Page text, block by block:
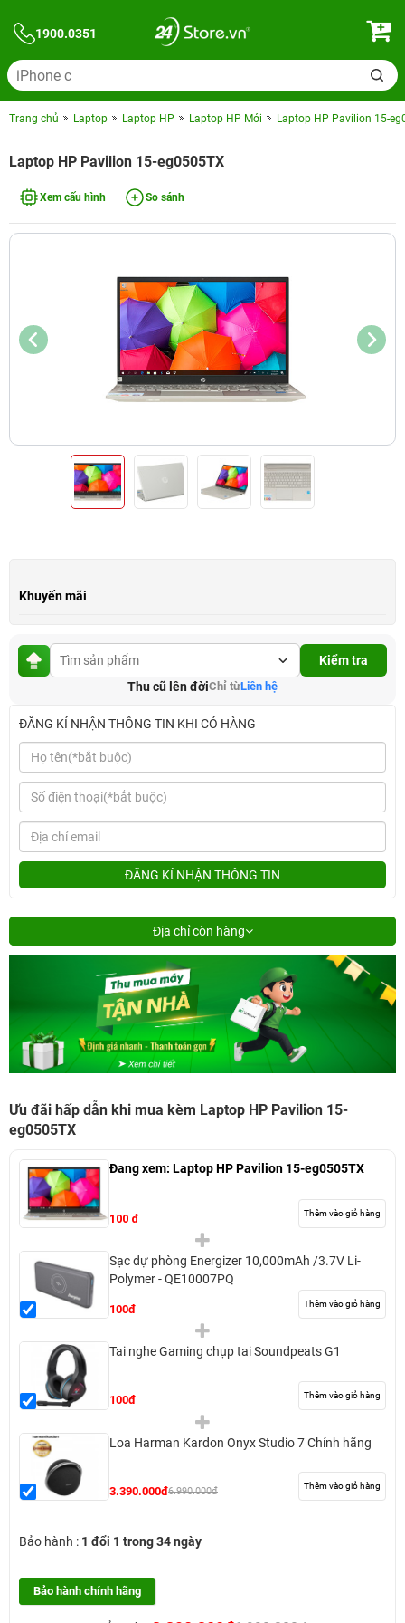
1900.0351
Trang chủ Laptop Laptop HP Laptop HP Mới Laptop HP Pavilion 15-
Laptop HP Pavilion 15-eg0505TX
Xem cấu hình So sánh
Khuyến mãi
Kiểm tra
Thu cũ lên đờiChỉ từLiên hệ
ĐĂNG KÍ NHẬN THÔNG TIN KHI CÓ HÀNG
ĐĂNG KÍ NHẬN THÔNG TIN
Địa chỉ còn hàng
Ưu đãi hấp dẫn khi mua kèm Laptop HP Pavilion 15-
eg0505TX
Đang xem: Laptop HP Pavilion 15-eg0505TX
100 đ Thêm vào giỏ hàng
Sạc dự phòng Energizer 10,000mAh /3.7V Li-
Polymer - QE10007PQ
100đ Thêm vào giỏ hàng
Tai nghe Gaming chụp tai Soundpeats G1
100đ Thêm vào giỏ hàng
Loa Harman Kardon Onyx Studio 7 Chính hãng
3.390.000đ6.990.000đ Thêm vào giỏ hàng
Bảo hành : 1 đổi 1 trong 34 ngày
Bảo hành chính hãng